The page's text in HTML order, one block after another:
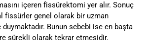
içeren fissürektomi yer alır. Sonuç
fissürler genel olarak bir uzman
Bunun sebebi ise en başta
sürekli olarak tekrar etmesidir.